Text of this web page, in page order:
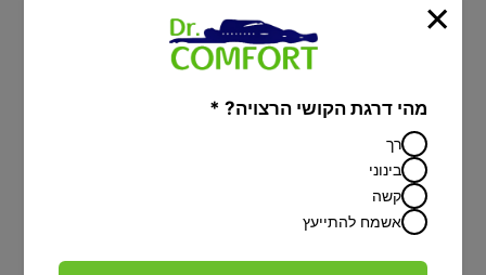
מיטה מתכוונת עם הפרדה יהודית על פי
הלכה-פתרון מפנק לציבור הדתי
×
מהי דרגת הקושי הרצויה? *
רך
בינוני
קשה
אשמח להתייעץ